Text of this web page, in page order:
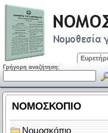
Γρήγορη αναζήτηση: